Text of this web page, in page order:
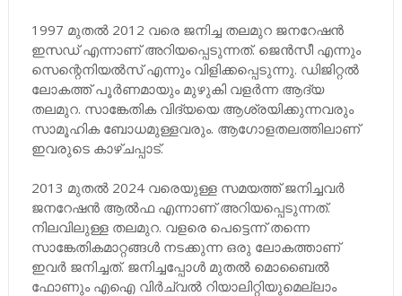
1997 മുതൽ 2012 വരെ ജനിച്ച തലമുറ ജനറേഷൻ
ഇസഡ് എന്നാണ് അറിയപ്പെടുന്നത്. ജെൻസീ എന്നും
സെന്റെനിയൽസ് എന്നും വിളിക്കപ്പെടുന്നു. ഡിജിറ്റൽ
ലോകത്ത് പൂർണമായും മുഴുകി വളർന്ന ആദ്യ
തലമുറ. സാങ്കേതിക വിദ്യയെ ആശ്രയിക്കുന്നവരും
സാമൂഹിക ബോധമുള്ളവരും. ആഗോളതലത്തിലാണ്
ഇവരുടെ കാഴ്ചപ്പാട്.
2013 മുതൽ 2024 വരെയുള്ള സമയത്ത് ജനിച്ചവർ
ജനറേഷൻ ആൽഫ എന്നാണ് അറിയപ്പെടുന്നത്.
നിലവിലുള്ള തലമുറ. വളരെ പെട്ടെന്ന് തന്നെ
സാങ്കേതികമാറ്റങ്ങൾ നടക്കുന്ന ഒരു ലോകത്താണ്
ഇവർ ജനിച്ചത്. ജനിച്ചപ്പോൾ മുതൽ മൊബൈൽ
ഫോണും എഐ വിർച്വൽ റിയാലിറ്റിയുമെല്ലാം